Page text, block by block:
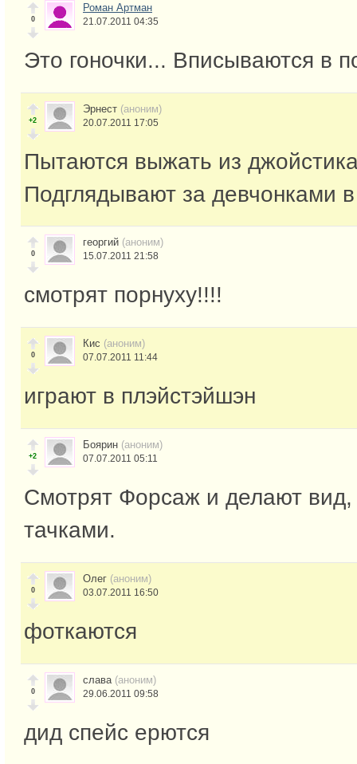
0
Роман Артман
21.07.2011 04:35
Это гоночки... Вписываются в
+2
Эрнест (аноним)
20.07.2011 17:05
Пытаются выжать из
Подглядывают за девчонками
0
георгий (аноним)
15.07.2011 21:58
смотрят порнуху!!!!
0
Кис (аноним)
07.07.2011 11:44
играют в плэйстэйшэн
+2
Боярин (аноним)
07.07.2011 05:11
Смотрят Форсаж и делают вид,
тачками.
0
Олег (аноним)
03.07.2011 16:50
фоткаются
0
слава (аноним)
29.06.2011 09:58
дид спейс ерются